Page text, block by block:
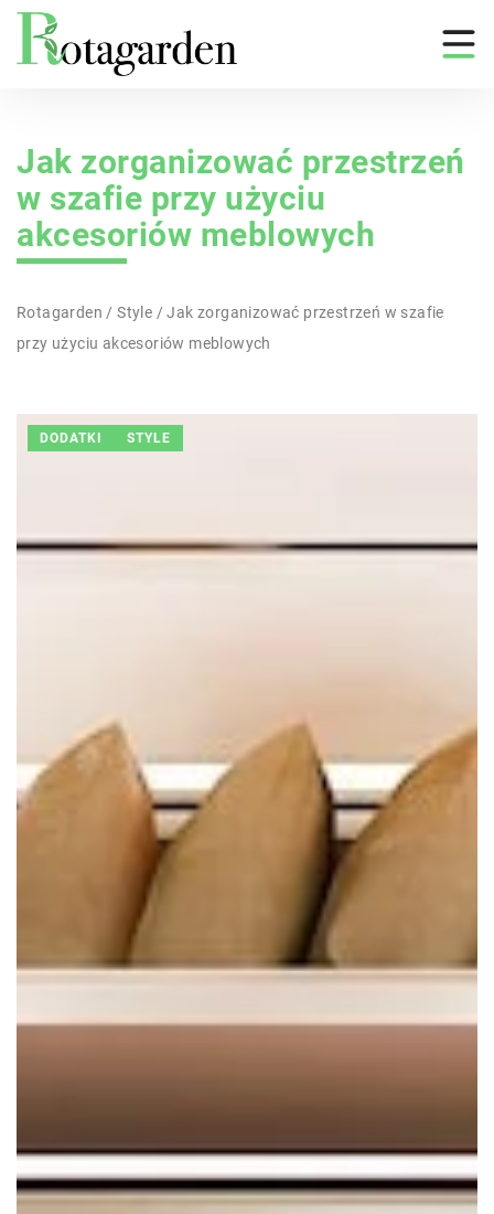
Jak zorganizować przestrzeń
w szafie przy użyciu
akcesoriów meblowych
Rotagarden /Style /Jak zorganizować przestrzeń w szafie
przy użyciu akcesoriów meblowych
DODATKI STYLE